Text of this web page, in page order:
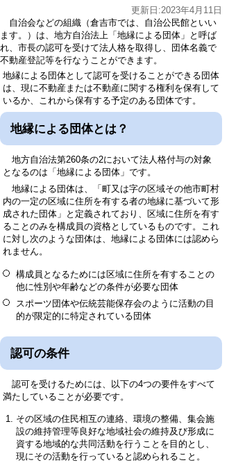
更新日:2023年4月11日
自治会などの組織（倉吉市では、自治公民館といい
ます。）は、地方自治法上「地縁による団体」と呼ば
れ、市長の認可を受けて法人格を取得し、団体名義で
不動産登記等を行なうことができます。
地縁による団体として認可を受けることができる団体
は、現に不動産または不動産に関する権利を保有して
いるか、これから保有する予定のある団体です。
地縁による団体とは？
地方自治法第260条の2において法人格付与の対象
となるのは「地縁による団体」です。
地縁による団体は、「町又は字の区域その他市町村
内の一定の区域に住所を有する者の地縁に基づいて形
成された団体」と定義されており、区域に住所を有す
ることのみを構成員の資格としているものです。これ
に対し次のような団体は、地縁による団体には認めら
れません。
構成員となるためには区域に住所を有することの
他に性別や年齢などの条件が必要な団体
スポーツ団体や伝統芸能保存会のように活動の目
的が限定的に特定されている団体
認可の条件
認可を受けるためには、以下の4つの要件をすべて
満たしていることが必要です。
その区域の住民相互の連絡、環境の整備、集会施
設の維持管理等良好な地域社会の維持及び形成に
資する地域的な共同活動を行うことを目的とし、
現にその活動を行っていると認められること。